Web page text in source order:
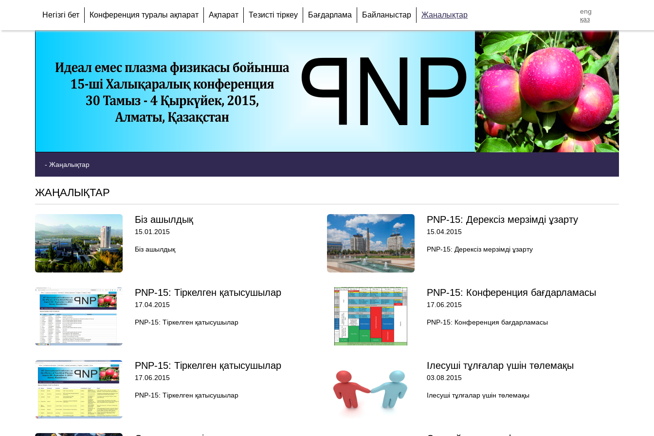
Негізгі бет Конференция туралы ақпарат Ақпарат Тезисті тіркеу Бағдарлама Байланыстар Жаңалықтар
eng
қаз
- Жаңалықтар
ЖАҢАЛЫҚТАР
Біз ашылдық
15.01.2015
Біз ашылдық
PNP-15: Дерексіз мерзімді ұзарту
15.04.2015
PNP-15: Дерексіз мерзімді ұзарту
PNP-15: Тіркелген қатысушылар
17.04.2015
PNP-15: Тіркелген қатысушылар
PNP-15: Конференция бағдарламасы
17.06.2015
PNP-15: Конференция бағдарламасы
PNP-15: Тіркелген қатысушылар
17.06.2015
PNP-15: Тіркелген қатысушылар
Ілесуші тұлғалар үшін төлемақы
03.08.2015
Ілесуші тұлғалар үшін төлемақы